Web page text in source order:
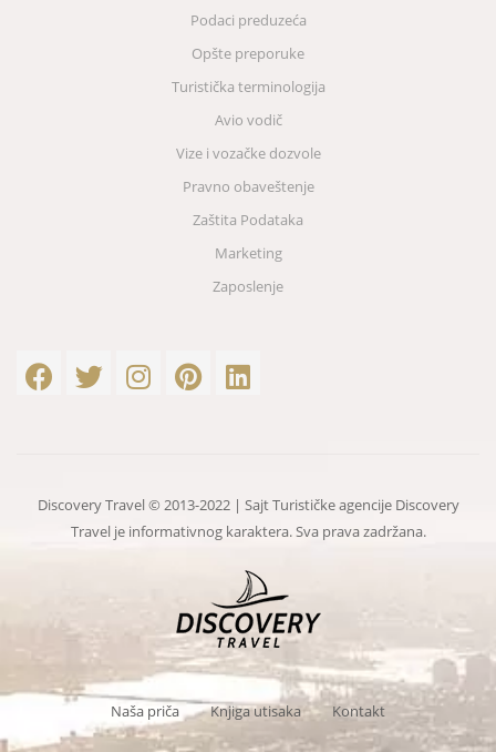
Podaci preduzeća
Opšte preporuke
Turistička terminologija
Avio vodič
Vize i vozačke dozvole
Pravno obaveštenje
Zaštita Podataka
Marketing
Zaposlenje
Discovery Travel © 2013-2022 | Sajt Turističke agencije Discovery
Travel je informativnog karaktera. Sva prava zadržana.
Naša priča Knjiga utisaka Kontakt